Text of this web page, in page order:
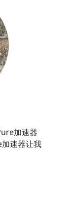
加速器
速器让我